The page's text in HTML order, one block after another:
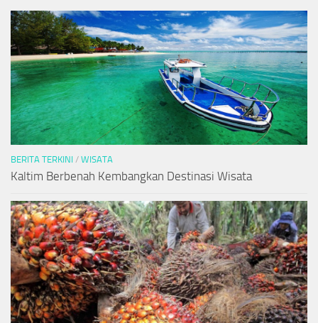
BERITA TERKINI / WISATA
Kaltim Berbenah Kembangkan Destinasi Wisata